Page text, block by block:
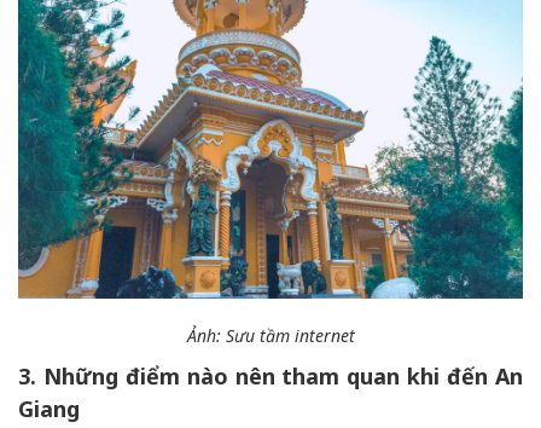
Ảnh: Sưu tầm internet
3. Những điểm nào nên tham quan khi đến An
Giang